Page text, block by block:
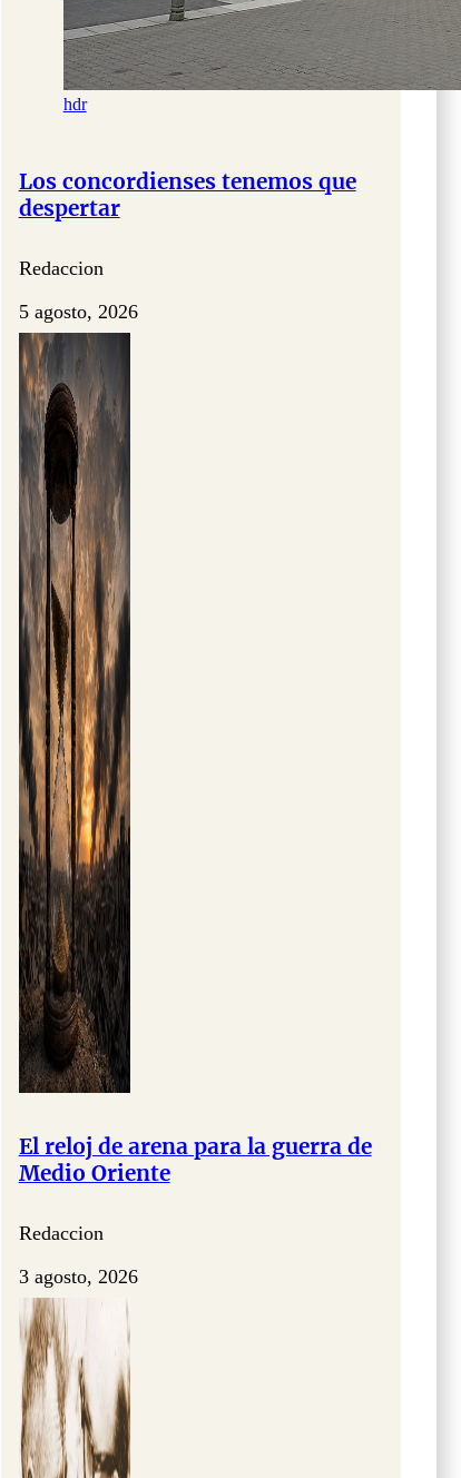
hdr
Los concordienses tenemos que
despertar
Redaccion
5 agosto, 2026
El reloj de arena para la guerra de
Medio Oriente
Redaccion
3 agosto, 2026